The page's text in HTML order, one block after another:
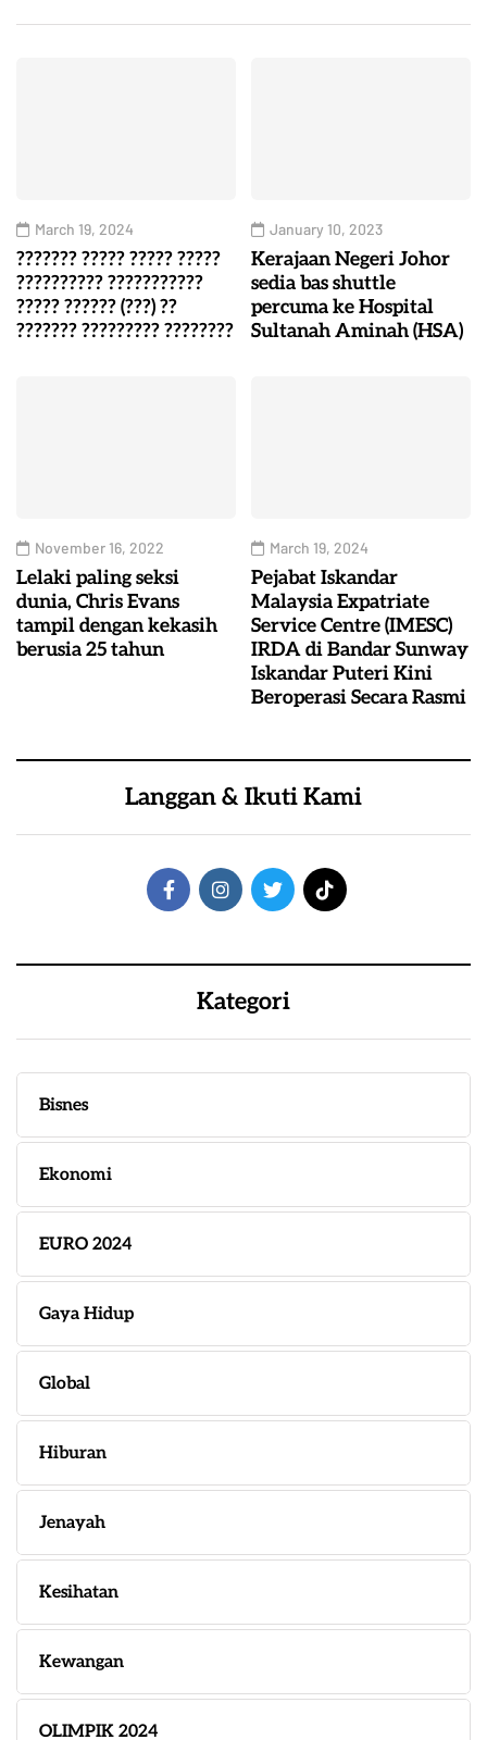
March 19, 2024
??????? ????? ????? ?????
?????????? ???????????
????? ?????? (???) ??
??????? ????????? ????????
January 10, 2023
Kerajaan Negeri Johor
sedia bas shuttle
percuma ke Hospital
Sultanah Aminah (HSA)
November 16, 2022
Lelaki paling seksi
dunia, Chris Evans
tampil dengan kekasih
berusia 25 tahun
March 19, 2024
Pejabat Iskandar
Malaysia Expatriate
Service Centre (IMESC)
IRDA di Bandar Sunway
Iskandar Puteri Kini
Beroperasi Secara Rasmi
Langgan & Ikuti Kami
Kategori
Bisnes
Ekonomi
EURO 2024
Gaya Hidup
Global
Hiburan
Jenayah
Kesihatan
Kewangan
OLIMPIK 2024